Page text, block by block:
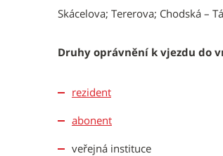
Skácelova; Tererova; Chodská –
Druhy oprávnění k vjezdu do
rezident
abonent
veřejná instituce